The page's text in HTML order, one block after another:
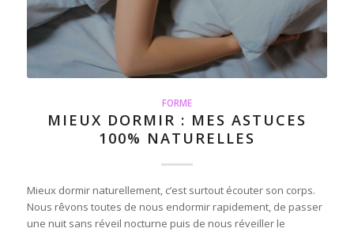
FORME
MIEUX DORMIR : MES ASTUCES
100% NATURELLES
Mieux dormir naturellement, c’est surtout écouter son corps.
Nous rêvons toutes de nous endormir rapidement, de passer
une nuit sans réveil nocturne puis de nous réveiller le